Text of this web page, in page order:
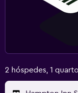
2 hóspedes, 1 quarto